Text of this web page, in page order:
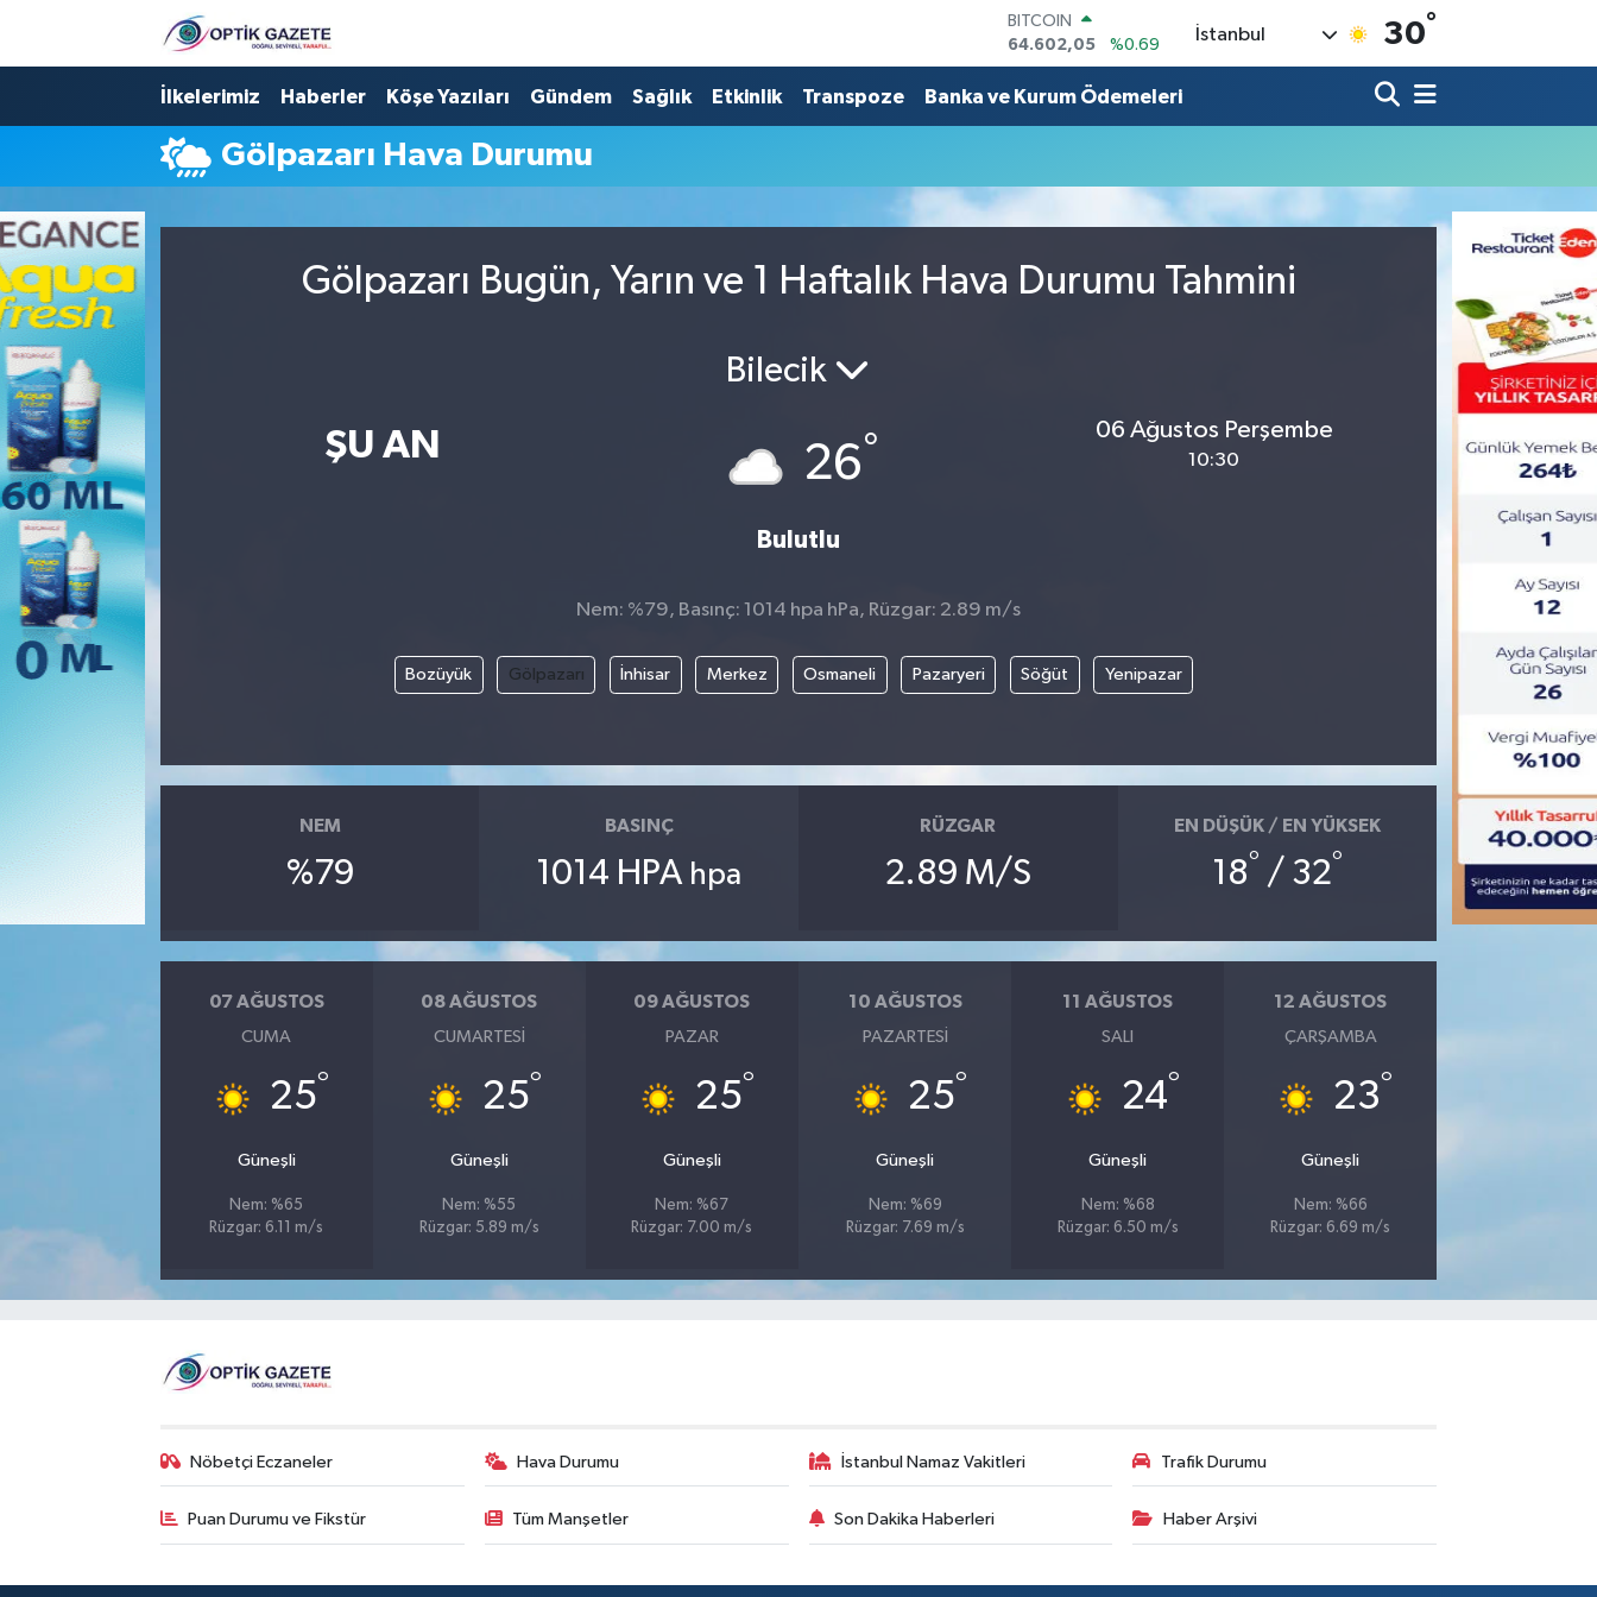
BITCOIN
64.602,05
%0.69
DOLAR
47,5986
%0.06
64,2438
%0.21
13.768
%48
İstanbul 30°
İlkelerimiz Haberler Köşe Yazıları Gündem Sağlık Etkinlik Transpoze Banka ve Kurum Ödemeleri
Gölpazarı Hava Durumu
Gölpazarı Bugün, Yarın ve 1 Haftalık Hava Durumu Tahmini
ŞU AN
Bilecik
26°
Bulutlu
06 Ağustos Perşembe
10:30
Nem: %79, Basınç: 1014 hpa hPa, Rüzgar: 2.89 m/s
Bozüyük Gölpazarı İnhisar Merkez Osmaneli Pazaryeri Söğüt Yenipazar
NEM
%79
BASINÇ
1014 HPA hpa
RÜZGAR
2.89 M/S
EN DÜŞÜK / EN YÜKSEK
18° / 32°
07 AĞUSTOS
CUMA
25°
Güneşli
Nem: %65
Rüzgar: 6.11 m/s
08 AĞUSTOS
CUMARTESI
25°
Güneşli
Nem: %55
Rüzgar: 5.89 m/s
09 AĞUSTOS
PAZAR
25°
Güneşli
Nem: %67
Rüzgar: 7.00 m/s
10 AĞUSTOS
PAZARTESI
25°
Güneşli
Nem: %69
Rüzgar: 7.69 m/s
11 AĞUSTOS
SALI
24°
Güneşli
Nem: %68
Rüzgar: 6.50 m/s
12 AĞUSTOS
ÇARŞAMBA
23°
Güneşli
Nem: %66
Rüzgar: 6.69 m/s
Nöbetçi Eczaneler Hava Durumu İstanbul Namaz Vakitleri Trafik Durumu
Puan Durumu ve Fikstür Tüm Manşetler Son Dakika Haberleri Haber Arşivi
Nöbetçi Eczaneler
Hava Durumu
İstanbul Namaz Vakitleri
Trafik Durumu
Süper Lig Puan Durumu ve Fikstür
Tüm Manşetler
Son Dakika Haberleri
Haber Arşivi